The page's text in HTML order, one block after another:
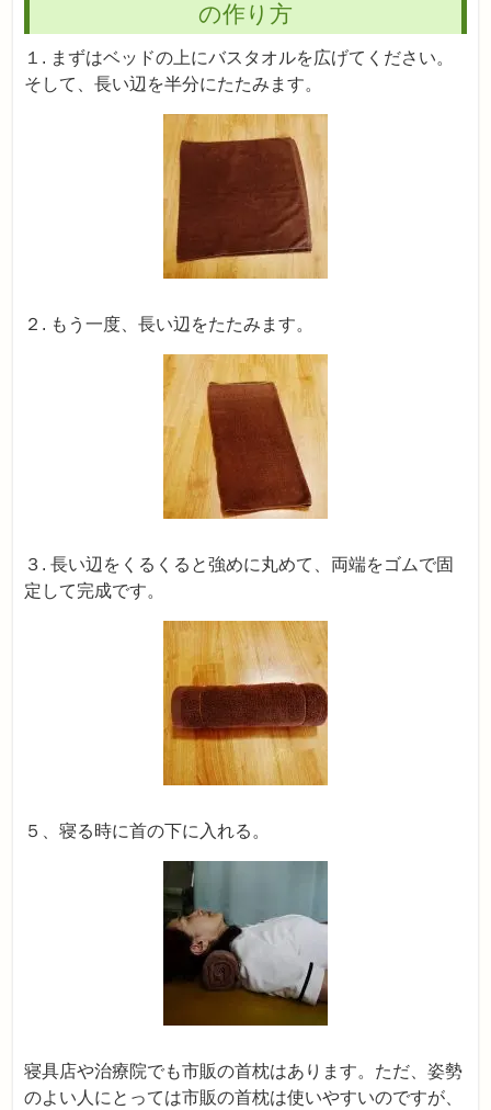
の作り方
１. まずはベッドの上にバスタオルを広げてください。
そして、長い辺を半分にたたみます。
２. もう一度、長い辺をたたみます。
３. 長い辺をくるくると強めに丸めて、両端をゴムで固
定して完成です。
５、寝る時に首の下に入れる。
寝具店や治療院でも市販の首枕はあります。ただ、姿勢
のよい人にとっては市販の首枕は使いやすいのですが、